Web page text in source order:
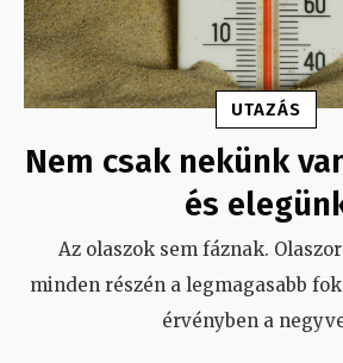
UTAZÁS
Nem csak nekünk
és
Az olaszok sem fáznak.
minden részén a legmagasabb
érvényben a